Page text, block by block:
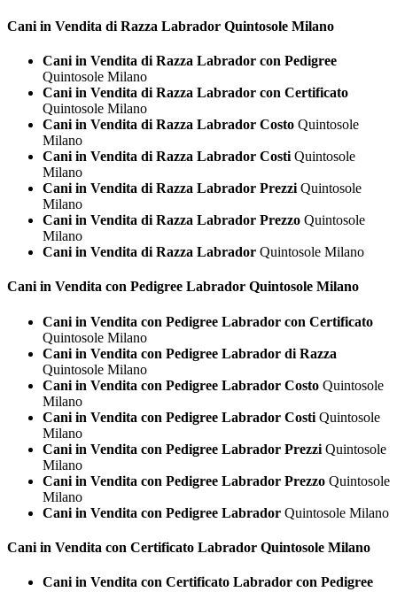
Cani in Vendita di Razza Labrador Quintosole Milano
Cani in Vendita di Razza Labrador con Pedigree
Quintosole Milano
Cani in Vendita di Razza Labrador con Certificato
Quintosole Milano
Cani in Vendita di Razza Labrador Costo Quintosole
Milano
Cani in Vendita di Razza Labrador Costi Quintosole
Milano
Cani in Vendita di Razza Labrador Prezzi Quintosole
Milano
Cani in Vendita di Razza Labrador Prezzo Quintosole
Milano
Cani in Vendita di Razza Labrador Quintosole Milano
Cani in Vendita con Pedigree Labrador Quintosole Milano
Cani in Vendita con Pedigree Labrador con Certificato
Quintosole Milano
Cani in Vendita con Pedigree Labrador di Razza
Quintosole Milano
Cani in Vendita con Pedigree Labrador Costo Quintosole
Milano
Cani in Vendita con Pedigree Labrador Costi Quintosole
Milano
Cani in Vendita con Pedigree Labrador Prezzi Quintosole
Milano
Cani in Vendita con Pedigree Labrador Prezzo Quintosole
Milano
Cani in Vendita con Pedigree Labrador Quintosole Milano
Cani in Vendita con Certificato Labrador Quintosole Milano
Cani in Vendita con Certificato Labrador con Pedigree